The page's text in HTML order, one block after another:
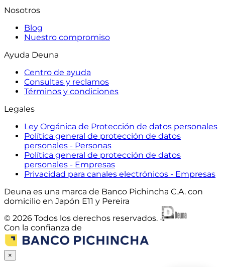
Nosotros
Blog
Nuestro compromiso
Ayuda Deuna
Centro de ayuda
Consultas y reclamos
Términos y condiciones
Legales
Ley Orgánica de Protección de datos personales
Política general de protección de datos
personales - Personas
Política general de protección de datos
personales - Empresas
Privacidad para canales electrónicos - Empresas
Deuna es una marca de Banco Pichincha C.A. con
domicilio en Japón E11 y Pereira
© 2026 Todos los derechos reservados.
Con la confianza de
×